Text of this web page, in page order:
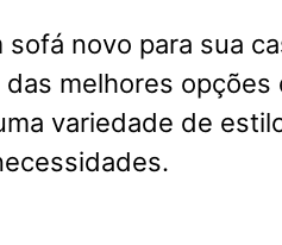
novo para sua
melhores opções
variedade de